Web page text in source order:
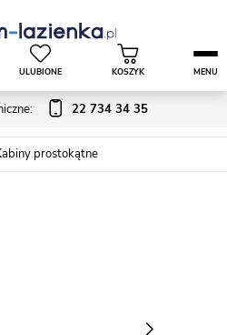
22 734 34 35
ULUBIONE KOSZYK MENU
prostokątne